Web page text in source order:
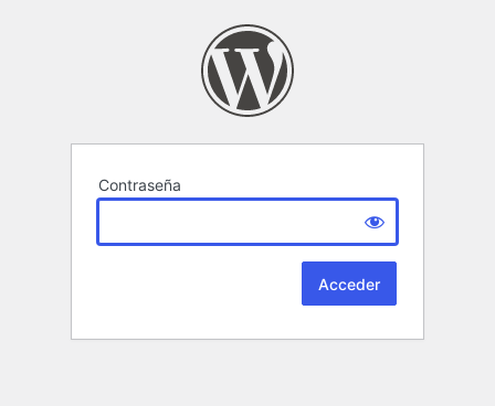
Contraseña